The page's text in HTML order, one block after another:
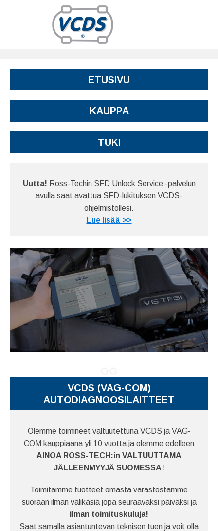
ETUSIVU
KAUPPA
TUKI
Uutta! Ross-Techin SFD Unlock Service -palvelun
avulla saat avattua SFD-lukituksen VCDS-
ohjelmistollesi.
Lue lisää >>
VCDS (VAG-COM)
AUTODIAGNOOSILAITTEET
Olemme toimineet valtuutettuna VCDS ja VAG-
COM kauppiaana yli 10 vuotta ja olemme edelleen
AINOA ROSS-TECH:in VALTUUTTAMA
JÄLLEENMYYJÄ SUOMESSA!
Toimitamme tuotteet omasta varastostamme
suoraan ilman välikäsiä jopa seuraavaksi päiväksi ja
ilman toimituskuluja!
Saat samalla asiantuntevan teknisen tuen ja voit olla